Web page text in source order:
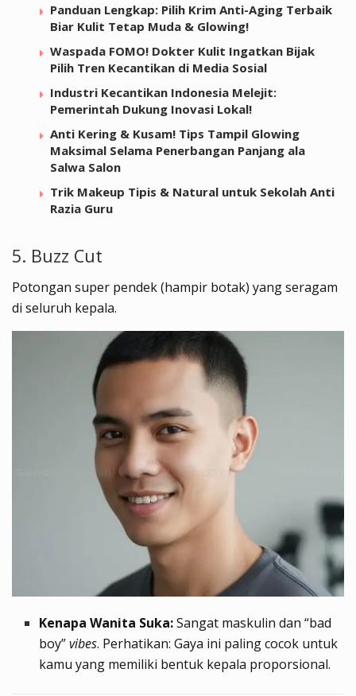
Panduan Lengkap: Pilih Krim Anti-Aging Terbaik
Biar Kulit Tetap Muda & Glowing!
Waspada FOMO! Dokter Kulit Ingatkan Bijak
Pilih Tren Kecantikan di Media Sosial
Industri Kecantikan Indonesia Melejit:
Pemerintah Dukung Inovasi Lokal!
Anti Kering & Kusam! Tips Tampil Glowing
Maksimal Selama Penerbangan Panjang ala
Salwa Salon
Trik Makeup Tipis & Natural untuk Sekolah Anti
Razia Guru
5. Buzz Cut
Potongan super pendek (hampir botak) yang seragam
di seluruh kepala.
Kenapa Wanita Suka:Sangat maskulin dan “bad
boy”vibes. Perhatikan: Gaya ini paling cocok untuk
kamu yang memiliki bentuk kepala proporsional.